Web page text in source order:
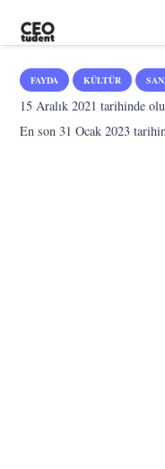
FAYDA KÜLTÜR
15 Aralık 2021 tarihinde
En son31 Ocak 2023